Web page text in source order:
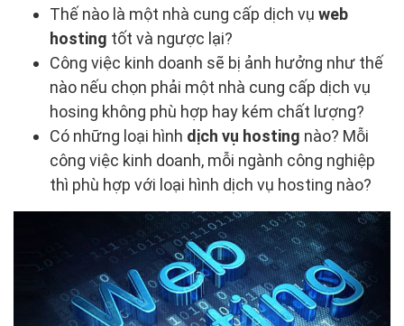
Thế nào là một nhà cung cấp dịch vụ web
hosting tốt và ngược lại?
Công việc kinh doanh sẽ bị ảnh hưởng như thế
nào nếu chọn phải một nhà cung cấp dịch vụ
hosing không phù hợp hay kém chất lượng?
Có những loại hình dịch vụ hosting nào? Mỗi
công việc kinh doanh, mỗi ngành công nghiệp
thì phù hợp với loại hình dịch vụ hosting nào?